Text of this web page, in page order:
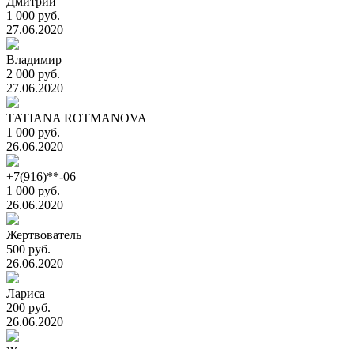
1 000 руб.
27.06.2020
Владимир
2 000 руб.
27.06.2020
TATIANA ROTMANOVA
1 000 руб.
26.06.2020
+7(916)**-06
1 000 руб.
26.06.2020
Жертвователь
500 руб.
26.06.2020
Лариса
200 руб.
26.06.2020